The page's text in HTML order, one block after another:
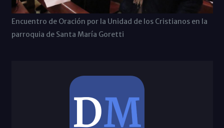
Encuentro de Oración por la Unidad de los Cristianos en la
parroquia de Santa María Goretti